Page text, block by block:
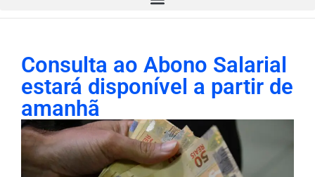
Consulta ao Abono Salarial
estará disponível a partir de
amanhã